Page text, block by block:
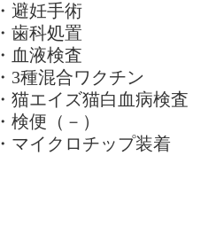
・避妊手術
・歯科処置
・血液検査
・3種混合ワクチン
・猫エイズ猫白血病検査
・検便（－）
・マイクロチップ装着